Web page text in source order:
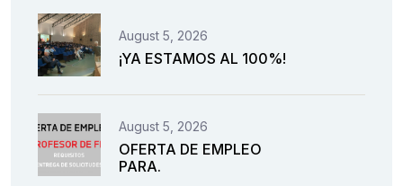
August 5, 2026
¡YA ESTAMOS AL 100%!
August 5, 2026
OFERTA DE EMPLEO
PARA.